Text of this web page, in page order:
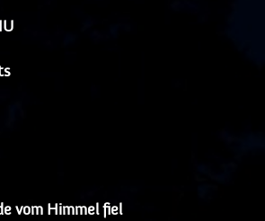
vom Himmel fiel